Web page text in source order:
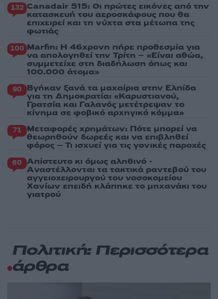
132 Canadair 515: Οι πρώτες εικόνες από την
κατασκευή του αεροσκάφους που θα
επιχειρεί και τη νύχτα στα μέτωπα της
φωτιάς
100 Marfin: Η 46χρονη πήρε προθεσμία για
να απολογηθεί την Τρίτη – «Είναι αθώα,
συμμετείχε στη διαδήλωση όπως και
100.000 άτομα»
90 Βγήκαν ξανά τα μαχαίρια στην Ελπίδα
για τη Δημοκρατία: «Καρυστιανού,
Γρατσία και Γαλανός μετέτρεψαν το
κίνημα σε φοβικό αρχηγικό κόμμα»
71 Μεταφορές χρημάτων: Πότε μπορεί να
θεωρηθούν δωρεές και να επιβληθεί
φόρος – Τι ισχυεί για τις γονικές παροχές
60 Απίστευτο κι όμως αληθινό -
Aναστέλλονται τα τακτικά ραντεβού του
αγγειοχειρουργού του νοσοκομείου
Χανίων επειδή κλάπηκε το μηχανάκι του
γιατρού
Πολιτική: Περισσότερα
άρθρα